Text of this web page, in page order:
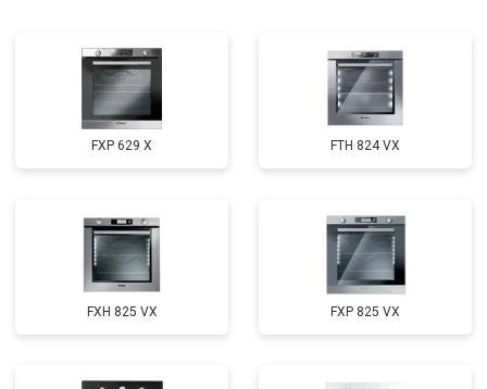
FXP 629 X FTH 824 VX
FXH 825 VX FXP 825 VX